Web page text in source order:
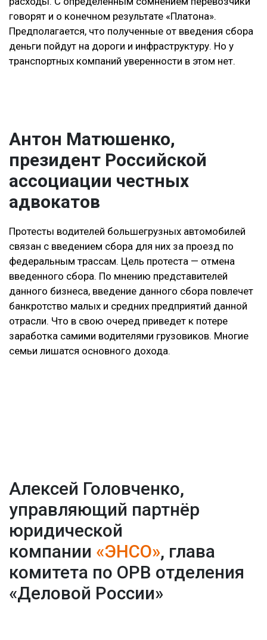
говорят и о конечном результате «Платона».
Предполагается, что полученные от введения сбора
деньги пойдут на дороги и инфраструктуру. Но у
транспортных компаний уверенности в этом нет.
Антон Матюшенко,
президент Российской
ассоциации честных
адвокатов
Протесты водителей большегрузных автомобилей
связан с введением сбора для них за проезд по
федеральным трассам. Цель протеста — отмена
введенного сбора. По мнению представителей
данного бизнеса, введение данного сбора повлечет
банкротство малых и средних предприятий данной
отрасли. Что в свою очеред приведет к потере
заработка самими водителями грузовиков. Многие
семьи лишатся основного дохода.
Алексей Головченко,
управляющий партнёр
юридической
компании «ЭНСО», глава
комитета по ОРВ отделения
«Деловой России»